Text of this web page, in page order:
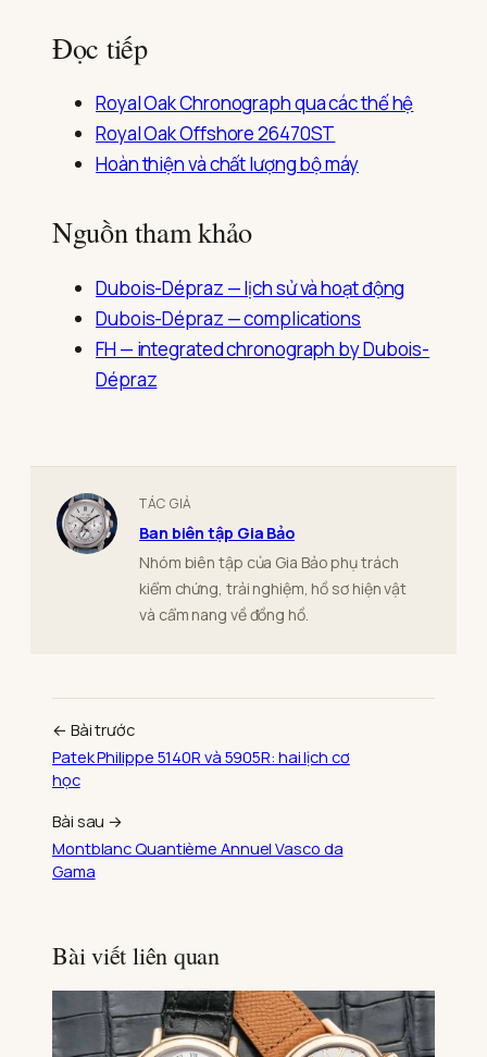
Đọc tiếp
Royal Oak Chronograph qua các thế hệ
Royal Oak Offshore 26470ST
Hoàn thiện và chất lượng bộ máy
Nguồn tham khảo
Dubois-Dépraz — lịch sử và hoạt động
Dubois-Dépraz — complications
FH — integrated chronograph by Dubois-
Dépraz
TÁC GIẢ
Ban biên tập Gia Bảo
Nhóm biên tập của Gia Bảo phụ trách
kiểm chứng, trải nghiệm, hồ sơ hiện vật
và cẩm nang về đồng hồ.
← Bài trước
Patek Philippe 5140R và 5905R: hai lịch cơ
học
Bài sau →
Montblanc Quantième Annuel Vasco da
Gama
Bài viết liên quan